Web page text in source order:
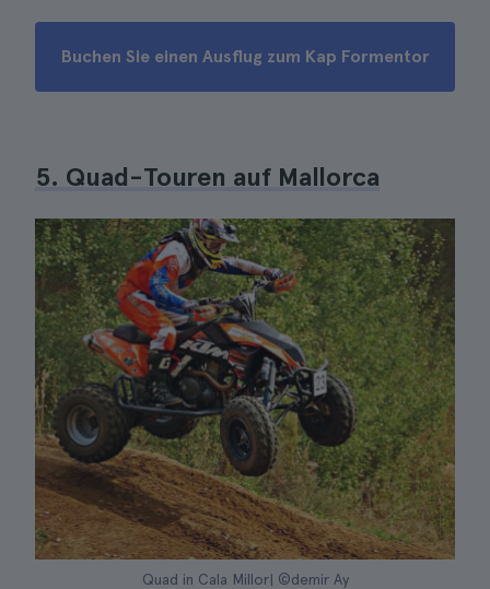
Buchen Sie einen Ausflug zum Kap Formentor
5. Quad-Touren auf Mallorca
Quad in Cala Millor| ©demir Ay